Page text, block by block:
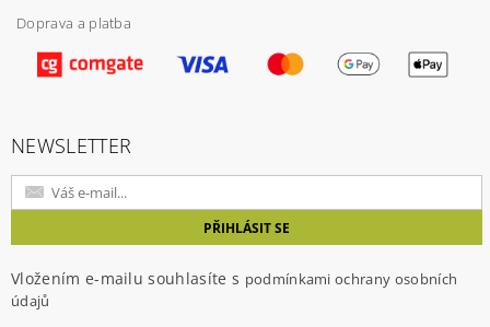
Doprava a platba
NEWSLETTER
Vložením e-mailu souhlasíte s podmínkami ochrany osobních
údajů